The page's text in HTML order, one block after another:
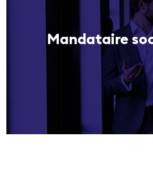
Mandataire